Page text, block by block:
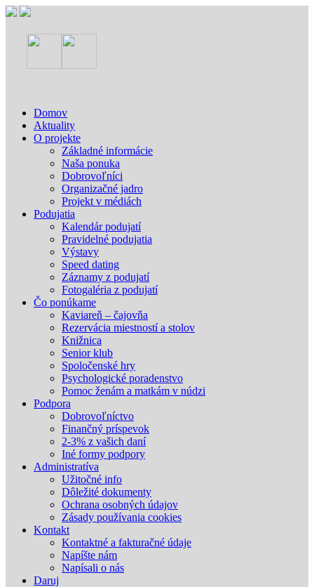
Domov
Aktuality
O projekte
Základné informácie
Naša ponuka
Dobrovoľníci
Organizačné jadro
Projekt v médiách
Podujatia
Kalendár podujatí
Pravidelné podujatia
Výstavy
Speed dating
Záznamy z podujatí
Fotogaléria z podujatí
Čo ponúkame
Kaviareň – čajovňa
Rezervácia miestností a stolov
Knižnica
Senior klub
Spoločenské hry
Psychologické poradenstvo
Pomoc ženám a matkám v núdzi
Podpora
Dobrovoľníctvo
Finančný príspevok
2-3% z vašich daní
Iné formy podpory
Administratíva
Užitočné info
Dôležité dokumenty
Ochrana osobných údajov
Zásady používania cookies
Kontakt
Kontaktné a fakturačné údaje
Napíšte nám
Napísali o nás
Daruj